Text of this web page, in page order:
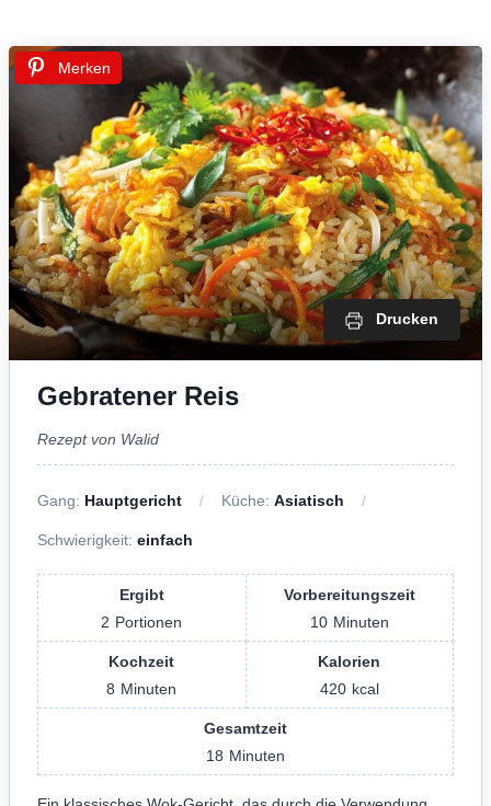
Merken
Drucken
Gebratener Reis
Rezept von Walid
Gang: Hauptgericht Küche: Asiatisch
Schwierigkeit: einfach
Ergibt
2 Portionen
Vorbereitungszeit
10 Minuten
Kochzeit
8 Minuten
Kalorien
420 kcal
Gesamtzeit
18 Minuten